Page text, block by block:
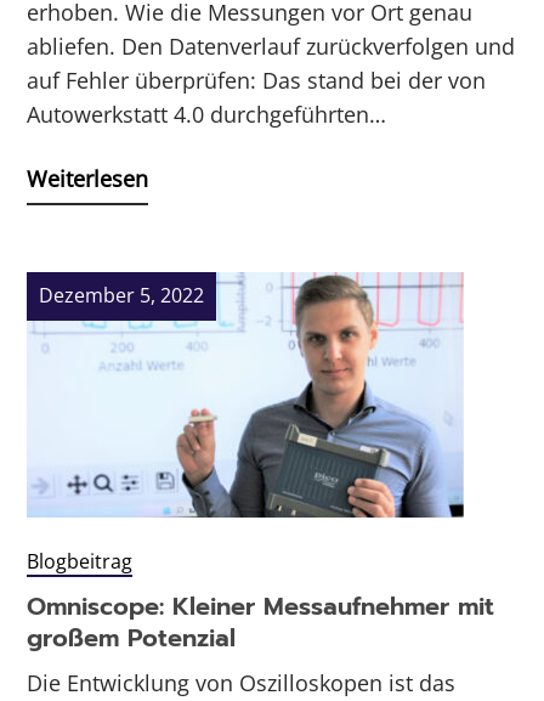
erhoben. Wie die Messungen vor Ort genau
abliefen. Den Datenverlauf zurückverfolgen und
auf Fehler überprüfen: Das stand bei der von
Autowerkstatt 4.0 durchgeführten…
Weiterlesen
Dezember 5, 2022
Blogbeitrag
Omniscope: Kleiner Messaufnehmer mit
großem Potenzial
Die Entwicklung von Oszilloskopen ist das